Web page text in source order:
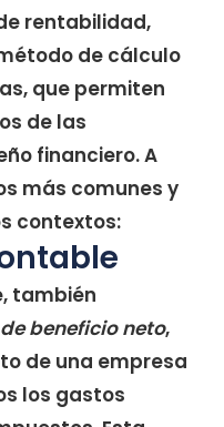
rentabilidad,
de cálculo
que permiten
de las
financiero. A
más comunes y
contextos:
también
beneficio neto,
de una empresa
los gastos